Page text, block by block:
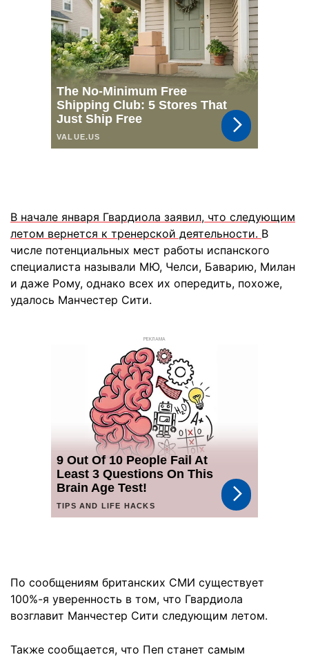
В начале января Гвардиола заявил, что следующим
летом вернется к тренерской деятельности. В
числе потенциальных мест работы испанского
специалиста называли МЮ, Челси, Баварию, Милан
и даже Рому, однако всех их опередить, похоже,
удалось Манчестер Сити.
РЕКЛАМА
По сообщениям британских СМИ существует
100%-я уверенность в том, что Гвардиола
возглавит Манчестер Сити следующим летом.
Также сообщается, что Пеп станет самым